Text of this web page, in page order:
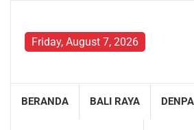
contentFriday, August 7, 2026
BERANDA BALI RAYA